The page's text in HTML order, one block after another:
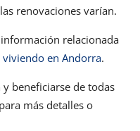
renovaciones varían.
relacionada
viviendo en Andorra.
beneficiarse de todas
para más detalles o